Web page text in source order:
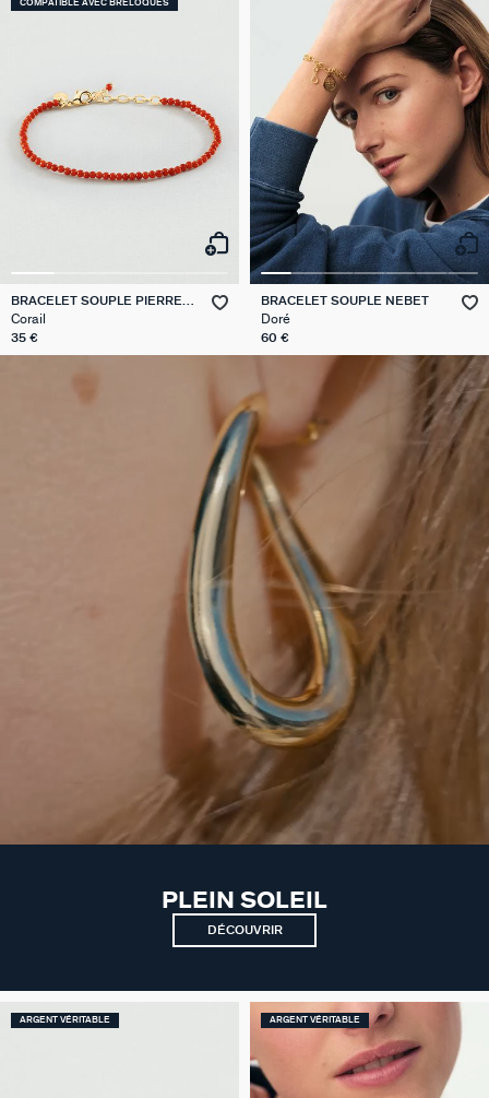
COMPATIBLE AVEC BRELOQUES
BRACELET SOUPLE PIERRES
NATURELLES
Corail
35 €
BRACELET SOUPLE NEBET
Doré
60 €
PLEIN SOLEIL
DÉCOUVRIR
ARGENT VÉRITABLE ARGENT VÉRITABLE